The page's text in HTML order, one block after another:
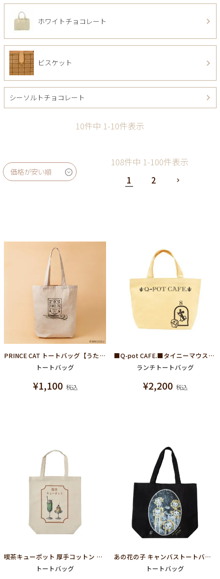
ホワイトチョコレート
ビスケット
シーソルトチョコレート
10件中 1 -10件表示
価格が安い順
108件中 1-100件表示
1
2
PRINCE CAT トートバッグ【うたの☆プリンスさまっ♪ コラボ】
トートバッグ
¥1,100 税込
■Q-pot CAFE.■タイニーマウスランチトートバッグ(イエロー)
ランチトートバッグ
¥2,200 税込
喫茶キューポット 厚手コットン トートバッグ
トートバッグ
あの花の子 キャンバストートバッグ
トートバッグ